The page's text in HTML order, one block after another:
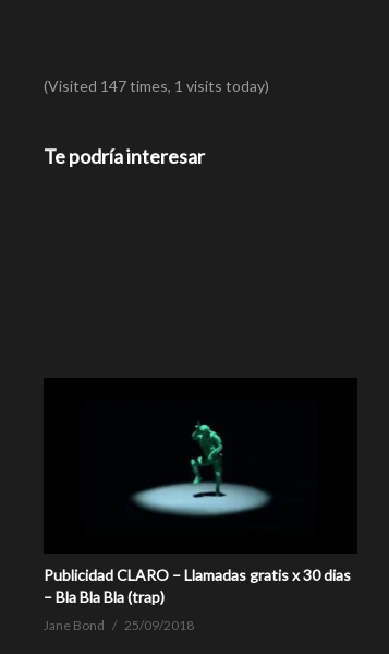
(Visited 147 times, 1 visits today)
Te podría interesar
Publicidad CLARO – Llamadas gratis x 30 dias
– Bla Bla Bla (trap)
Jane Bond 25/09/2018